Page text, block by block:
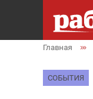
Главная
СОБЫТИЯ